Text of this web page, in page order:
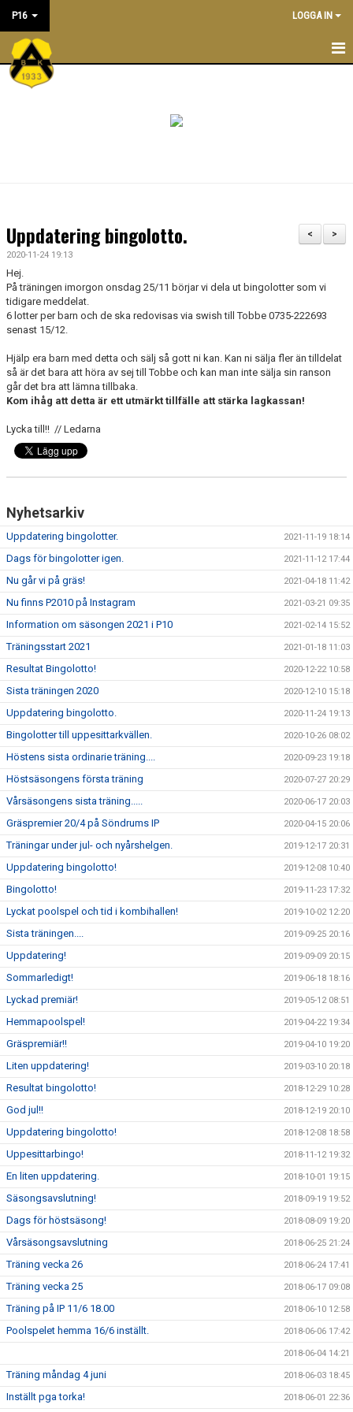
P16 LOGGA IN
P16
LEDARE
DOKUMENT
BILDGALLERI/ POOLSPELSREFERAT
>
<
Uppdatering bingolotto.
2020-11-24 19:13
Hej.
På träningen imorgon onsdag 25/11 börjar vi dela ut bingolotter som vi
tidigare meddelat.
6 lotter per barn och de ska redovisas via swish till Tobbe 0735-222693
senast 15/12.
Hjälp era barn med detta och sälj så gott ni kan. Kan ni sälja fler än tilldelat
så är det bara att höra av sej till Tobbe och kan man inte sälja sin ranson
går det bra att lämna tillbaka.
Kom ihåg att detta är ett utmärkt tillfälle att stärka lagkassan!
Lycka till!! // Ledarna
Nyhetsarkiv
Uppdatering bingolotter. 2021-11-19 18:14
Dags för bingolotter igen. 2021-11-12 17:44
Nu går vi på gräs! 2021-04-18 11:42
Nu finns P2010 på Instagram 2021-03-21 09:35
Information om säsongen 2021 i P10 2021-02-14 15:52
Träningsstart 2021 2021-01-18 11:03
Resultat Bingolotto! 2020-12-22 10:58
Sista träningen 2020 2020-12-10 15:18
Uppdatering bingolotto. 2020-11-24 19:13
Bingolotter till uppesittarkvällen. 2020-10-26 08:02
Höstens sista ordinarie träning.... 2020-09-23 19:18
Höstsäsongens första träning 2020-07-27 20:29
Vårsäsongens sista träning..... 2020-06-17 20:03
Gräspremier 20/4 på Söndrums IP 2020-04-15 20:06
Träningar under jul- och nyårshelgen. 2019-12-17 20:31
Uppdatering bingolotto! 2019-12-08 10:40
Bingolotto! 2019-11-23 17:32
Lyckat poolspel och tid i kombihallen! 2019-10-02 12:20
Sista träningen.... 2019-09-25 20:16
Uppdatering! 2019-09-09 20:15
Sommarledigt! 2019-06-18 18:16
Lyckad premiär! 2019-05-12 08:51
Hemmapoolspel! 2019-04-22 19:34
Gräspremiär!! 2019-04-10 19:20
Liten uppdatering! 2019-03-10 20:18
Resultat bingolotto! 2018-12-29 10:28
God jul!! 2018-12-19 20:10
Uppdatering bingolotto! 2018-12-08 18:58
Uppesittarbingo! 2018-11-12 19:32
En liten uppdatering. 2018-10-01 19:15
Säsongsavslutning! 2018-09-19 19:52
Dags för höstsäsong! 2018-08-09 19:20
Vårsäsongsavslutning 2018-06-25 21:24
Träning vecka 26 2018-06-24 17:41
Träning vecka 25 2018-06-17 09:08
Träning på IP 11/6 18.00 2018-06-10 12:58
Poolspelet hemma 16/6 inställt. 2018-06-06 17:42
2018-06-04 14:21
Träning måndag 4 juni 2018-06-03 18:45
Inställt pga torka! 2018-06-01 22:36